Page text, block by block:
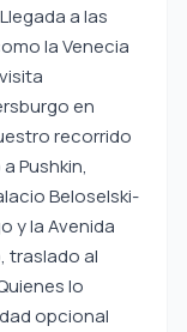
a las
la Venecia
en
recorrido
Pushkin,
Beloselski-
y la Avenida
traslado al
lo
opcional